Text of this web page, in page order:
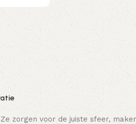
Toevoegen aan winkelwagen
zorgen voor de juiste sfeer,